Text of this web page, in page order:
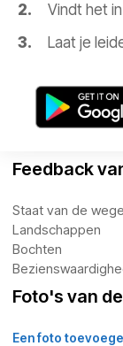
Vindt het
Laat je
Feedback
Staat van de
Landschappen
Bochten
Foto's van
Een foto